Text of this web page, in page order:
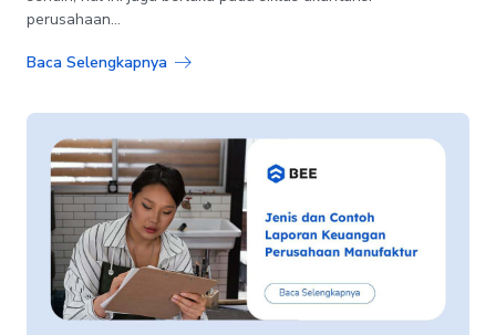
perusahaan...
Baca Selengkapnya